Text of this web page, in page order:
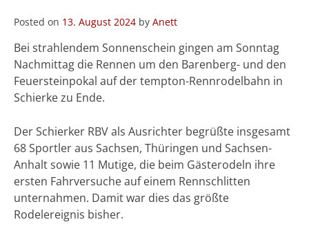
Posted on 13. August 2024 by Anett
Bei strahlendem Sonnenschein gingen am Sonntag
Nachmittag die Rennen um den Barenberg- und den
Feuersteinpokal auf der tempton-Rennrodelbahn in
Schierke zu Ende.
Der Schierker RBV als Ausrichter begrüßte insgesamt
68 Sportler aus Sachsen, Thüringen und Sachsen-
Anhalt sowie 11 Mutige, die beim Gästerodeln ihre
ersten Fahrversuche auf einem Rennschlitten
unternahmen. Damit war dies das größte
Rodelereignis bisher.